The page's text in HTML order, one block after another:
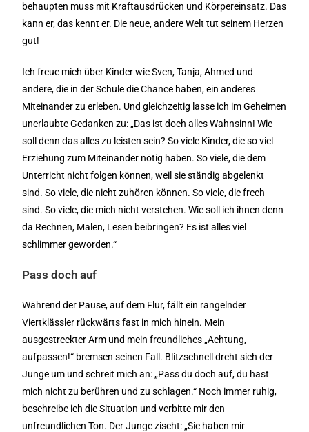
behaupten muss mit Kraftausdrücken und Körpereinsatz. Das
kann er, das kennt er. Die neue, andere Welt tut seinem Herzen
gut!
Ich freue mich über Kinder wie Sven, Tanja, Ahmed und
andere, die in der Schule die Chance haben, ein anderes
Miteinander zu erleben. Und gleichzeitig lasse ich im Geheimen
unerlaubte Gedanken zu: „Das ist doch alles Wahnsinn! Wie
soll denn das alles zu leisten sein? So viele Kinder, die so viel
Erziehung zum Miteinander nötig haben. So viele, die dem
Unterricht nicht folgen können, weil sie ständig abgelenkt
sind. So viele, die nicht zuhören können. So viele, die frech
sind. So viele, die mich nicht verstehen. Wie soll ich ihnen denn
da Rechnen, Malen, Lesen beibringen? Es ist alles viel
schlimmer geworden.“
Pass doch auf
Während der Pause, auf dem Flur, fällt ein rangelnder
Viertklässler rückwärts fast in mich hinein. Mein
ausgestreckter Arm und mein freundliches „Achtung,
aufpassen!“ bremsen seinen Fall. Blitzschnell dreht sich der
Junge um und schreit mich an: „Pass du doch auf, du hast
mich nicht zu berühren und zu schlagen.“ Noch immer ruhig,
beschreibe ich die Situation und verbitte mir den
unfreundlichen Ton. Der Junge zischt: „Sie haben mir